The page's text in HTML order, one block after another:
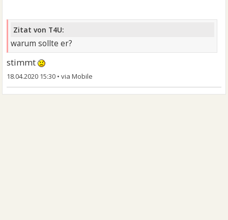
Zitat von T4U:
warum sollte er?
stimmt
18.04.2020 15:30 •